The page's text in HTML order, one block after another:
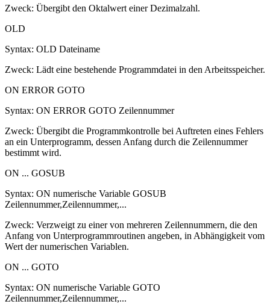
Zweck: Übergibt den Oktalwert einer Dezimalzahl.
OLD
Syntax: OLD Dateiname
Zweck: Lädt eine bestehende Programmdatei in den Arbeitsspeicher.
ON ERROR GOTO
Syntax: ON ERROR GOTO Zeilennummer
Zweck: Übergibt die Programmkontrolle bei Auftreten eines Fehlers
an ein Unterprogramm, dessen Anfang durch die Zeilennummer
bestimmt wird.
ON ... GOSUB
Syntax: ON numerische Variable GOSUB
Zeilennummer,Zeilennummer,...
Zweck: Verzweigt zu einer von mehreren Zeilennummern, die den
Anfang von Unterprogrammroutinen angeben, in Abhängigkeit vom
Wert der numerischen Variablen.
ON ... GOTO
Syntax: ON numerische Variable GOTO
Zeilennummer,Zeilennummer,...